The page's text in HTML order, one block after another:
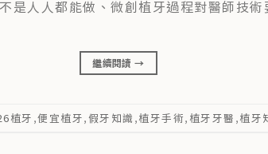
是人人都能做、微創植牙過程對醫師技
繼續閱讀→
植牙 ,便宜植牙,假牙知識 ,植牙手術, 植牙牙醫 ,植牙